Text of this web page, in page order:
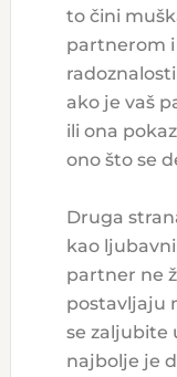
to čini
partnerom
ako je vaš
ili ona
ono što se
Druga
kao
partner ne
postavljaju
se zaljubite
najbolje je